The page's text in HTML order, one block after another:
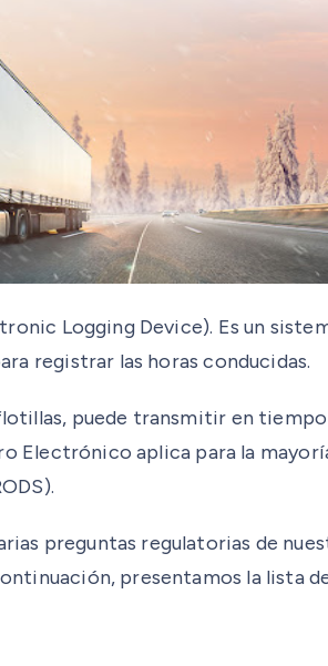
Logging Device). Es un
registrar las horas conducidas.
puede transmitir en
Electrónico aplica para la
preguntas regulatorias de
presentamos la lista